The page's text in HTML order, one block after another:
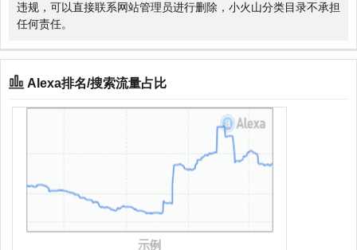
违规，可以直接联系网站管理员进行删除，小火山分类目录不承担
任何责任。
Alexa排名/搜索流量占比